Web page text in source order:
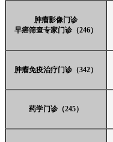
肿瘤影像门诊
早癌筛查专家门诊（246）
肿瘤免疫治疗门诊（342）
药学门诊（245）